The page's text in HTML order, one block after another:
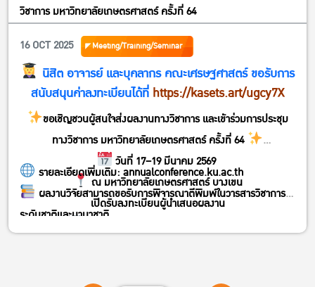
วิชาการ มหาวิทยาลัยเกษตรศาสตร์ ครั้งที่ 64
16 OCT 2025
Meeting/Training/Seminar
นิสิต อาจารย์ และบุคลากร คณะเศรษฐศาสตร์ ขอรับการ
สนับสนุนค่าลงทะเบียนได้ที่ https://kasets.art/ugcy7X
ขอเชิญชวนผู้สนใจส่งผลงานทางวิชาการ และเข้าร่วมการประชุม
ทางวิชาการ มหาวิทยาลัยเกษตรศาสตร์ ครั้งที่ 64
วันที่ 17–19 มีนาคม 2569
ณ มหาวิทยาลัยเกษตรศาสตร์ บางเขน
เปิดรับลงทะเบียนผู้นำเสนอผลงาน
รายละเอียดเพิ่มเติม: annualconference.ku.ac.th
ผลงานวิจัยสามารถขอรับการพิจารณาตีพิมพ์ในวารสารวิชาการ
ระดับชาติและนานาชาติ